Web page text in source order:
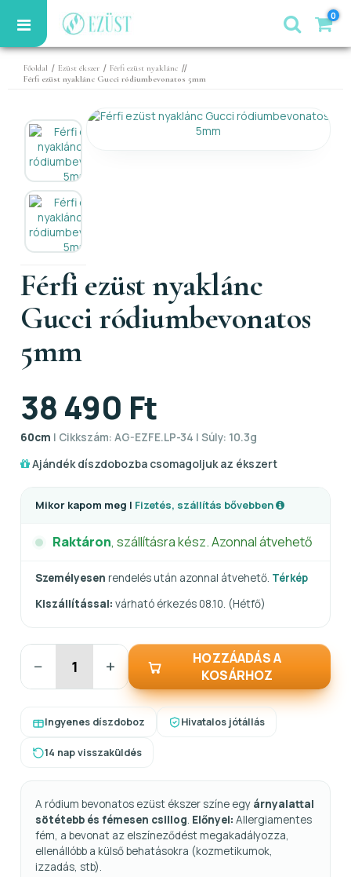
0
Főoldal / Ezüst ékszer / Férfi ezüst nyaklánc //
Férfi ezüst nyaklánc Gucci ródiumbevonatos 5mm
Férfi ezüst nyaklánc
Gucci ródiumbevonatos
5mm
38 490 Ft
60cm | Cikkszám: AG-EZFE.LP-34 | Súly: 10.3g
Ajándék díszdobozba csomagoljuk az ékszert
Mikor kapom meg | Fizetés, szállítás bővebben
Raktáron, szállításra kész. Azonnal átvehető
Személyesen rendelés után azonnal átvehető. Térkép
Kiszállítással: várható érkezés 08.10. (Hétfő)
− +
HOZZÁADÁS A
KOSÁRHOZ
Ingyenes díszdoboz Hivatalos jótállás
14 nap visszaküldés
A ródium bevonatos ezüst ékszer színe egy árnyalattal
sötétebb és fémesen csillog. Előnyei: Allergiamentes
fém, a bevonat az elszíneződést megakadályozza,
ellenállóbb a külső behatásokra (kozmetikumok,
izzadás, stb).